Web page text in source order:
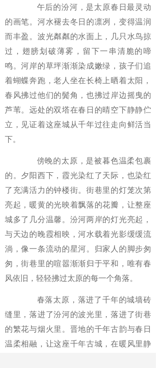
午后的汾河，是太原春日最灵动
的画笔。河水褪去冬日的凛冽，变得温润
而丰盈。波光粼粼的水面上，几只水鸟掠
过，翅膀划破薄雾，留下一串清脆的啼
鸣。河岸的草坪渐渐染成嫩绿，孩子们追
着蝴蝶奔跑，老人坐在长椅上晒着太阳，
春风拂过他们的鬓角，也拂过岸边摇曳的
芦苇。远处的双塔在春日的晴空下静静伫
立，见证着这座城从千年过往走向鲜活当
下。
傍晚的太原，是被暮色温柔包裹
的。夕阳西下，霞光染红了天际，也染红
了充满活力的钟楼街。街巷里的灯笼次第
亮起，暖黄的光映着飘落的花瓣，让整座
城多了几分温馨。汾河两岸的灯光亮起，
与天边的晚霞相映，河水载着光影缓缓流
淌，像一条流动的星河。归家人的脚步匆
匆，街巷里的喧嚣渐渐归于平和，唯有春
风依旧，轻轻拂过太原的每一个角落。
春落太原，落进了千年的城墙砖
缝里，落进了汾河的波光里，落进了街巷
的繁花与烟火里。晋地的千年古韵与春日
温柔相融，让这座千年古城，在暖风里静